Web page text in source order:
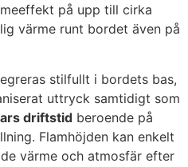
på upp till cirka
värme runt bordet även på
stilfullt i bordets bas,
uttryck samtidigt som
driftstid beroende på
Flamhöjden kan enkelt
värme och atmosfär efter